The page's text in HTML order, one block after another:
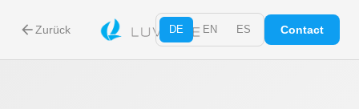
arrow_back Zurück DE EN ES Contact